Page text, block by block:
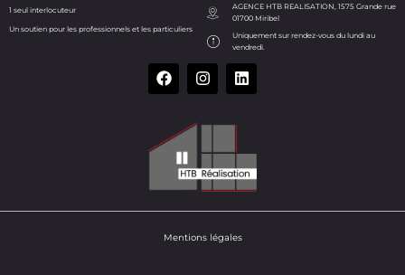
1 seul interlocuteur
Un soutien pour les professionnels et les particuliers
AGENCE HTB REALISATION, 1575 Grande rue
01700 Miribel
Uniquement sur rendez-vous du lundi au
vendredi.
Mentions légales